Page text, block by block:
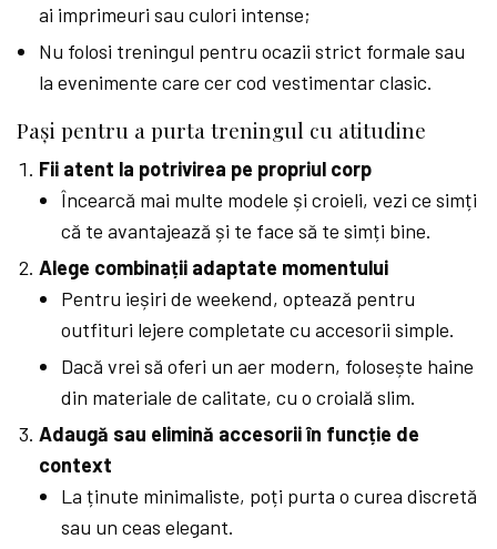
ai imprimeuri sau culori intense;
Nu folosi treningul pentru ocazii strict formale sau
la evenimente care cer cod vestimentar clasic.
Pași pentru a purta treningul cu atitudine
Fii atent la potrivirea pe propriul corp
Încearcă mai multe modele și croieli, vezi ce simți
că te avantajează și te face să te simți bine.
Alege combinații adaptate momentului
Pentru ieșiri de weekend, optează pentru
outfituri lejere completate cu accesorii simple.
Dacă vrei să oferi un aer modern, folosește haine
din materiale de calitate, cu o croială slim.
Adaugă sau elimină accesorii în funcție de
context
La ținute minimaliste, poți purta o curea discretă
sau un ceas elegant.